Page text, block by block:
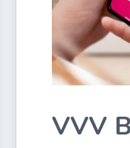
VVV